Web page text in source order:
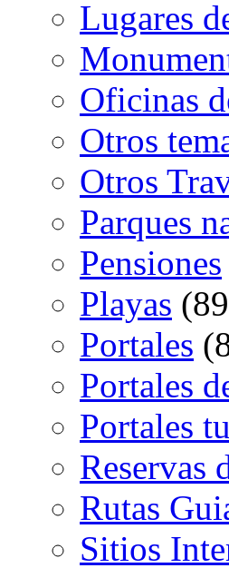
Lugares
Oficinas
Otros
Otros
Parques
Pensiones
Playas
Portales
Portales
Portales
Reservas
Rutas
Sitios